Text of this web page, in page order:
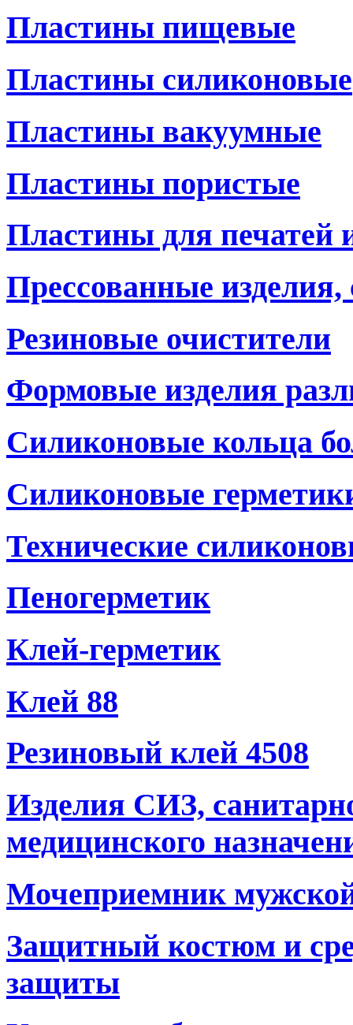
Пластины пищевые
Пластины силиконовые
Пластины вакуумные
Пластины пористые
Пластины для печатей
Прессованные
Резиновые очистители
Формовые изделия
Силиконовые кольца
Силиконовые
Технические
Пеногерметик
Клей-герметик
Клей 88
Резиновый клей 4508
Изделия СИЗ,
медицинского
Мочеприемник
Защитный костюм и
защиты